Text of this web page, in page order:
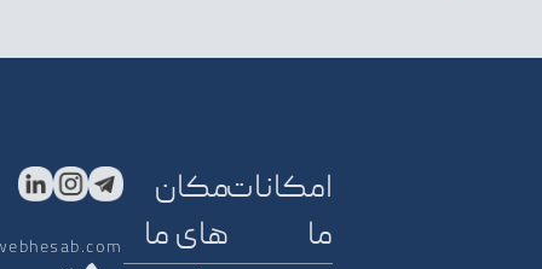
امکانات
ما
مکان
های ما